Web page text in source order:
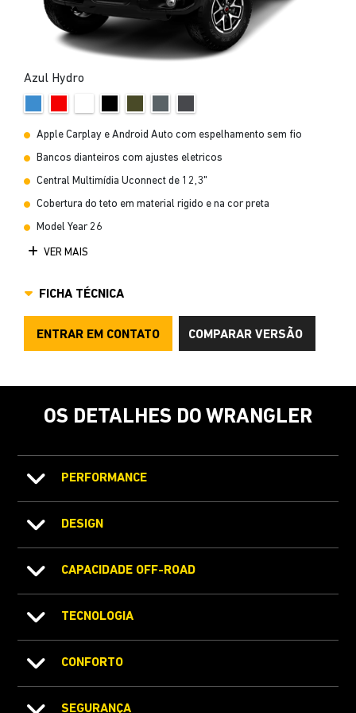
Azul Hydro
Apple Carplay e Android Auto com espelhamento sem fio
Bancos dianteiros com ajustes eletricos
Central Multimídia Uconnect de 12,3"
Cobertura do teto em material rigido e na cor preta
Model Year 26
VER MAIS
FICHA TÉCNICA
ENTRAR EM CONTATO COMPARAR VERSÃO
OS DETALHES DO WRANGLER
PERFORMANCE
DESIGN
CAPACIDADE OFF-ROAD
TECNOLOGIA
CONFORTO
SEGURANÇA